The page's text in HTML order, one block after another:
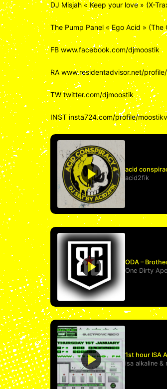
DJ Misjah « Keep your love » (X-
The Pump Panel « Ego Acid » (The
FB www.facebook.com/djmoostik
RA www.residentadvisor.net/
TW twitter.com/djmoostik
INST insta724.com/profile/
acid
acid2fik
ODA –
One Dirty Ape
1st hour ISA
isa alkaline&